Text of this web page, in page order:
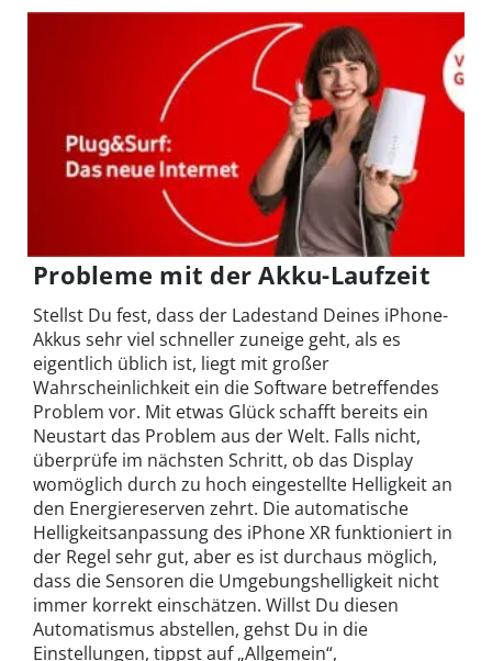
Probleme mit der Akku-Laufzeit
Stellst Du fest, dass der Ladestand Deines iPhone-
Akkus sehr viel schneller zuneige geht, als es
eigentlich üblich ist, liegt mit großer
Wahrscheinlichkeit ein die Software betreffendes
Problem vor. Mit etwas Glück schafft bereits ein
Neustart das Problem aus der Welt. Falls nicht,
überprüfe im nächsten Schritt, ob das Display
womöglich durch zu hoch eingestellte Helligkeit an
den Energiereserven zehrt. Die automatische
Helligkeitsanpassung des iPhone XR funktioniert in
der Regel sehr gut, aber es ist durchaus möglich,
dass die Sensoren die Umgebungshelligkeit nicht
immer korrekt einschätzen. Willst Du diesen
Automatismus abstellen, gehst Du in die
Einstellungen, tippst auf „Allgemein“,